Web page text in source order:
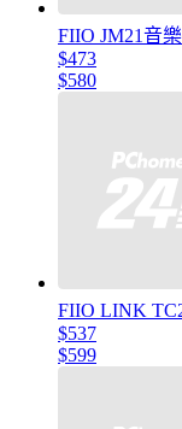
FIIO JM21音
$473
$580
FIIO LINK
$537
$599